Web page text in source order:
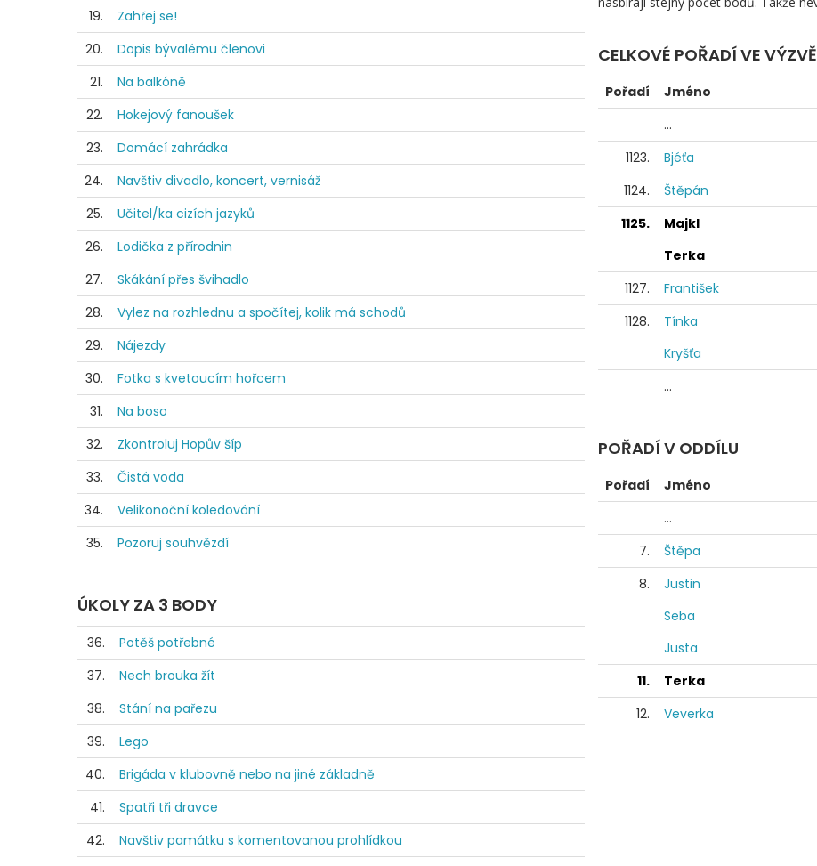
19.
Zahřej se!
20.
Dopis bývalému členovi
21.
Na balkóně
22.
Hokejový fanoušek
23.
Domácí zahrádka
24.
Navštiv divadlo, koncert, vernisáž
25.
Učitel/ka cizích jazyků
26.
Lodička z přírodnin
27.
Skákání přes švihadlo
28.
Vylez na rozhlednu a spočítej, kolik má schodů
29.
Nájezdy
30.
Fotka s kvetoucím hořcem
31.
Na boso
32.
Zkontroluj Hopův šíp
33.
Čistá voda
34.
Velikonoční koledování
35.
Pozoruj souhvězdí
ÚKOLY ZA 3 BODY
36.
Potěš potřebné
37.
Nech brouka žít
38.
Stání na pařezu
39.
Lego
40.
Brigáda v klubovně nebo na jiné základně
41.
Spatři tři dravce
42.
Navštiv památku s komentovanou prohlídkou
CELKOVÉ POŘADÍ VE VÝZVĚ
Pořadí Jméno
...
1123.
Bjéťa
1124.
Štěpán
1125.
Majkl
Terka
1127.
František
1128.
Tínka
Kryšťa
...
POŘADÍ V ODDÍLU
Pořadí Jméno
...
7.
Štěpa
8.
Justin
Seba
Justa
11.
Terka
12.
Veverka